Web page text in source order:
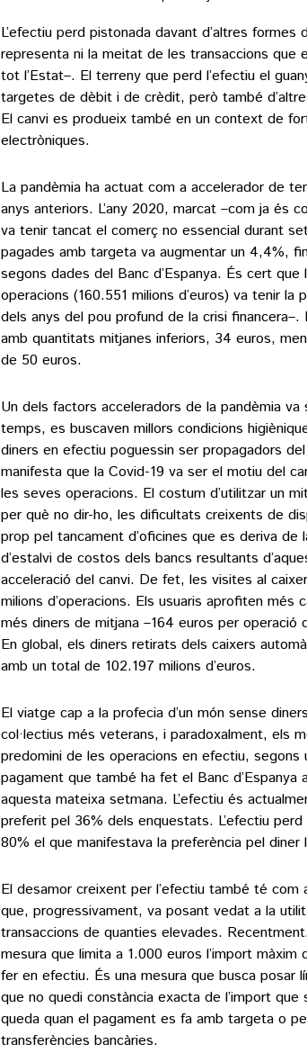
L’efectiu perd pistonada davant d’altres
representa ni la meitat de les transaccions que
tot l’Estat–. El terreny que perd l’efectiu el
targetes de dèbit i de crèdit, però també
El canvi es produeix també en un context de
electròniques.
La pandèmia ha actuat com a accelerador de
anys anteriors. L’any 2020, marcat –com ja és
va tenir tancat el comerç no essencial durant
pagades amb targeta va augmentar un 4,4%,
segons dades del Banc d’Espanya. És cert que
operacions (160.551 milions d’euros) va tenir la
dels anys del pou profund de la crisi
amb quantitats mitjanes inferiors, 34 euros,
de 50 euros.
Un dels factors acceleradors de la pandèmia
temps, es buscaven millors condicions
diners en efectiu poguessin ser propagadors
manifesta que la Covid-19 va ser el motiu del
les seves operacions. El costum d’utilitzar un
per què no dir-ho, les dificultats creixents de
prop pel tancament d’oficines que es deriva
d’estalvi de costos dels bancs resultants
acceleració del canvi. De fet, les visites al
milions d’operacions. Els usuaris aprofiten més
més diners de mitjana –164 euros per operació
En global, els diners retirats dels caixers
amb un total de 102.197 milions d’euros.
El viatge cap a la profecia d’un món sense
col·lectius més veterans, i paradoxalment, els
predomini de les operacions en efectiu,
pagament que també ha fet el Banc d’Espanya
aquesta mateixa setmana. L’efectiu és
preferit pel 36% dels enquestats. L’efectiu
80% el que manifestava la preferència pel diner
El desamor creixent per l’efectiu també té com
que, progressivament, va posant vedat a la
transaccions de quanties elevades.
mesura que limita a 1.000 euros l’import
fer en efectiu. És una mesura que busca posar
que no quedi constància exacta de l’import que
queda quan el pagament es fa amb targeta o
transferències bancàries.